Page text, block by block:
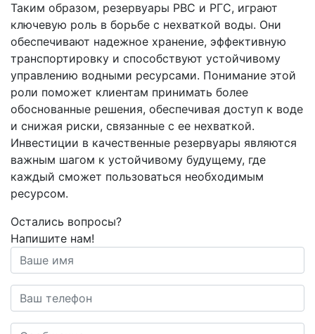
Таким образом, резервуары РВС и РГС, играют
ключевую роль в борьбе с нехваткой воды. Они
обеспечивают надежное хранение, эффективную
транспортировку и способствуют устойчивому
управлению водными ресурсами. Понимание этой
роли поможет клиентам принимать более
обоснованные решения, обеспечивая доступ к воде
и снижая риски, связанные с ее нехваткой.
Инвестиции в качественные резервуары являются
важным шагом к устойчивому будущему, где
каждый сможет пользоваться необходимым
ресурсом.
Остались вопросы?
Напишите нам!